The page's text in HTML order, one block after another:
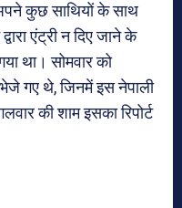
कुछ साथियों के साथ
एंट्री न दिए जाने के
था। सोमवार को
गए थे, जिनमें इस नेपाली
की शाम इसका रिपोर्ट